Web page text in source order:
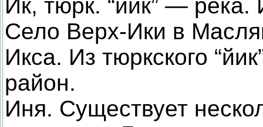
Ик, тюрк. “йик” —
Село Верх-Ики в
Икса. Из тюркского
район.
Иня. Существует